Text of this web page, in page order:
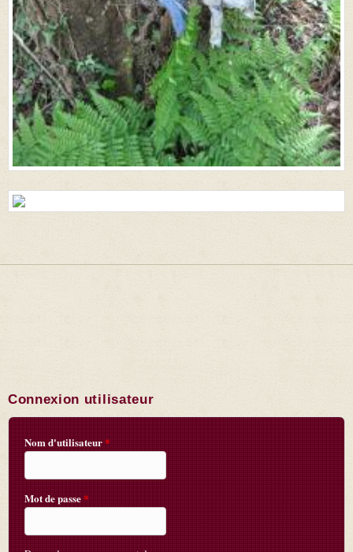
Connexion utilisateur
Nom d'utilisateur*
Mot de passe*